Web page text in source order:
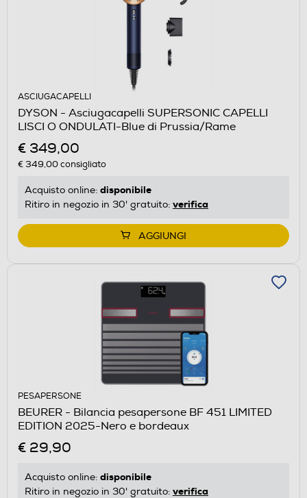
ASCIUGACAPELLI
DYSON - Asciugacapelli SUPERSONIC CAPELLI
LISCI O ONDULATI-Blue di Prussia/Rame
€ 349,00
€ 349,00consigliato
Acquisto online: disponibile
Ritiro in negozio in 30' gratuito: verifica
AGGIUNGI
PESAPERSONE
BEURER - Bilancia pesapersone BF 451 LIMITED
EDITION 2025-Nero e bordeaux
€ 29,90
Acquisto online: disponibile
Ritiro in negozio in 30' gratuito: verifica